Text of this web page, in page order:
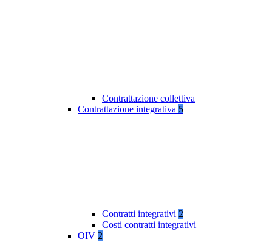
Contrattazione collettiva
Contrattazione integrativa 5
Contratti integrativi 2
Costi contratti integrativi
OIV 2